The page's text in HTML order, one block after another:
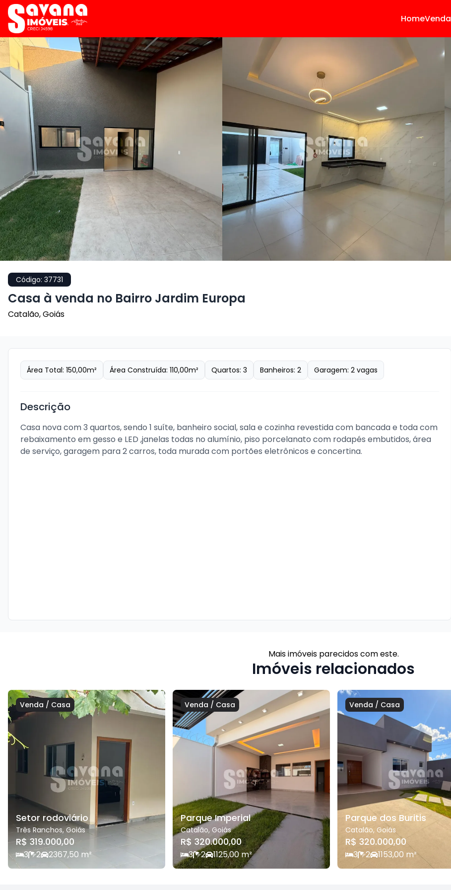
HomeVenda
Código: 37731
Casa à venda no Bairro Jardim Europa
Catalão,Goiás
Área Total: 150,00m² Área Construída: 110,00m² Quartos: 3 Banheiros: 2 Garagem: 2 vagas
Descrição
Casa nova com 3 quartos, sendo 1 suíte, banheiro social, sala e cozinha revestida com bancada e toda com
rebaixamento em gesso e LED ,janelas todas no alumínio, piso porcelanato com rodapés embutidos, área
de serviço, garagem para 2 carros, toda murada com portões eletrônicos e concertina.
Mais imóveis parecidos com este.
Imóveis relacionados
Venda / Casa
Setor rodoviário
Três Ranchos,Goiás
R$ 319.000,00
3 2 2367,50 m²
Venda / Casa
Parque Imperial
Catalão, Goiás
R$ 320.000,00
3 2 1125,00 m²
Venda / Casa
Parque dos Buritis
Catalão, Goiás
R$ 320.000,00
3 2 1153,00 m²